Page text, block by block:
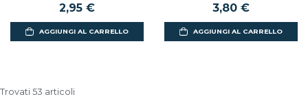
2,95 €
AGGIUNGI AL CARRELLO
3,80 €
AGGIUNGI AL CARRELLO
Trovati 53 articoli